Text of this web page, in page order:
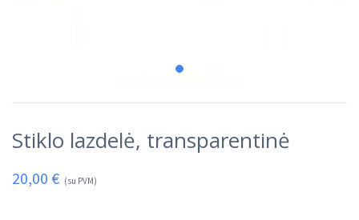
Stiklo lazdelė, transparentinė
20,00 € (su PVM)